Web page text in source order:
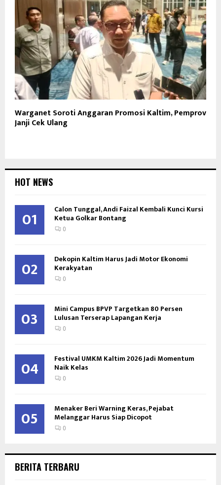
Warganet Soroti Anggaran Promosi Kaltim, Pemprov
Janji Cek Ulang
HOT NEWS
01 Calon Tunggal, Andi Faizal Kembali Kunci Kursi
Ketua Golkar Bontang
0
02 Dekopin Kaltim Harus Jadi Motor Ekonomi
Kerakyatan
0
03 Mini Campus BPVP Targetkan 80 Persen
Lulusan Terserap Lapangan Kerja
0
04 Festival UMKM Kaltim 2026 Jadi Momentum
Naik Kelas
0
05 Menaker Beri Warning Keras, Pejabat
Melanggar Harus Siap Dicopot
0
BERITA TERBARU